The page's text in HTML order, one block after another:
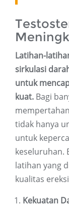
Latihan-
sirkulasi
untuk
kuat. Bagi
tidak hanya
untuk
keseluruhan.
latihan yang
kualitas
Kekuatan